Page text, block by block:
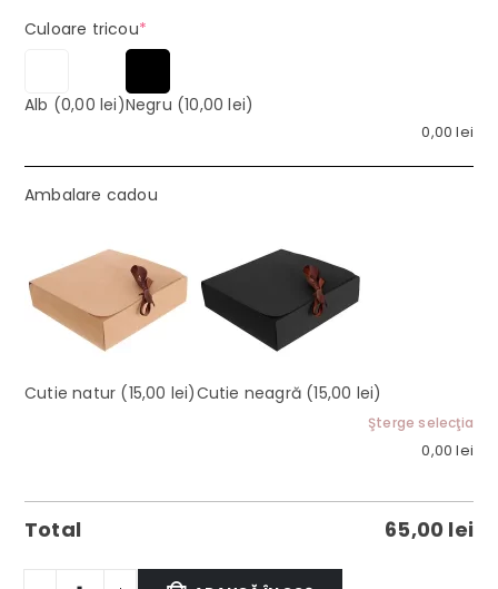
Culoare tricou*(required)
Alb (0,00 lei)Negru (10,00 lei)
0,00lei
Ambalare cadou
Cutie natur (15,00 lei)Cutie neagră (15,00 lei)
Şterge selecţia
0,00lei
Total 65,00 lei